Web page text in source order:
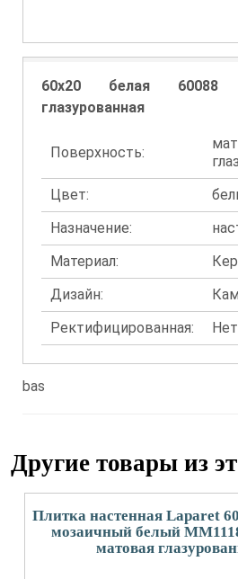
60x20 белая 60088
глазурованная
Поверхность:
Цвет:
Назначение:
Материал:
Дизайн:
Ректифицированная:
Нет
bas
Другие товары из
Плитка настенная Laparet
мозаичный белый
матовая